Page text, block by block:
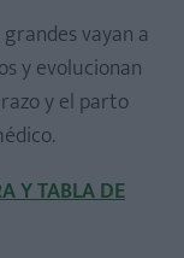
vayan a
y evolucionan
y el parto
Y TABLA DE